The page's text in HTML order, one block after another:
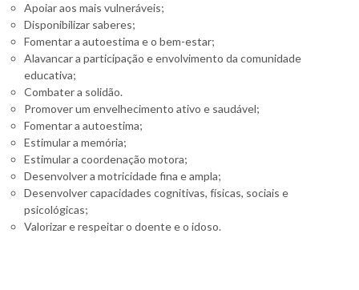
Apoiar aos mais vulneráveis;
Disponibilizar saberes;
Fomentar a autoestima e o bem-estar;
Alavancar a participação e envolvimento da comunidade
educativa;
Combater a solidão.
Promover um envelhecimento ativo e saudável;
Fomentar a autoestima;
Estimular a memória;
Estimular a coordenação motora;
Desenvolver a motricidade fina e ampla;
Desenvolver capacidades cognitivas, físicas, sociais e
psicológicas;
Valorizar e respeitar o doente e o idoso.